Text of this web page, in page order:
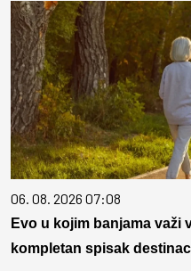
06. 08. 2026 07:08
Evo u kojim banjama važi
kompletan spisak